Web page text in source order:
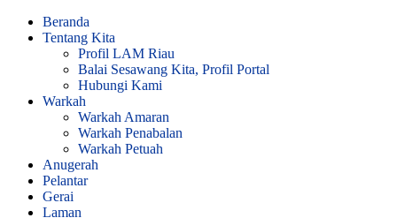
Beranda
Tentang Kita
Profil LAM Riau
Balai Sesawang Kita, Profil Portal
Hubungi Kami
Warkah
Warkah Amaran
Warkah Penabalan
Warkah Petuah
Anugerah
Pelantar
Gerai
Laman